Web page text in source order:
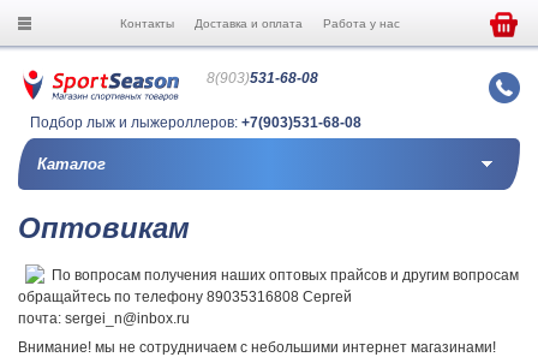
Контакты Доставка и оплата Работа у нас
8(903)531-68-08
Подбор лыж и лыжероллеров: +7(903)531-68-08
Каталог
Оптовикам
По вопросам получения наших оптовых прайсов и другим вопросам
обращайтесь по телефону 89035316808 Сергей
почта: sergei_n@inbox.ru
Внимание! мы не сотрудничаем с небольшими интернет магазинами!